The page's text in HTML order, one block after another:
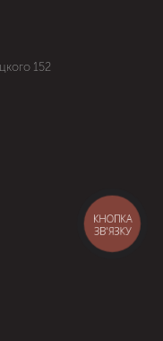
152
КНОПКА
ЗВ'ЯЗКУ